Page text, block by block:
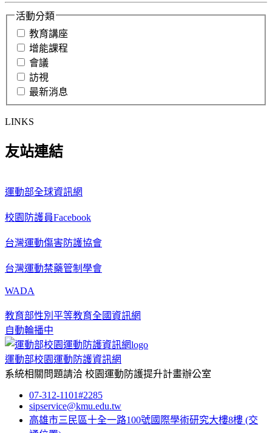
活動分類
教育講座
增能課程
會議
訪視
最新消息
LINKS
友站連結
運動部全球資訊網
校園防護員Facebook
台灣運動傷害防護協會
台灣運動禁藥管制學會
WADA
教育部性別平等教育全國資訊網
自動輪播中
運動部校園運動防護資訊網
系統相關問題請洽 校園運動防護提升計畫辦公室
07-312-1101#2285
sipservice@kmu.edu.tw
高雄市三民區十全一路100號國際學術研究大樓8樓 (交